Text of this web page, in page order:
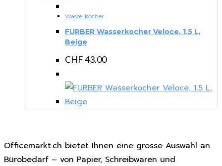
Wasserkocher
FURBER Wasserkocher Veloce, 1.5 L,
Beige
CHF43.00
Officemarkt.ch bietet Ihnen eine grosse Auswahl an
Bürobedarf – von Papier, Schreibwaren und